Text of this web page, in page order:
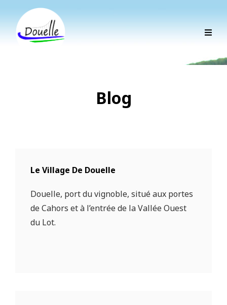
Blog
Le Village De Douelle
Douelle, port du vignoble, situé aux portes
de Cahors et à l’entrée de la Vallée Ouest
du Lot.